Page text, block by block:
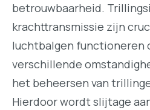
betrouwbaarheid.
krachttransmissie zijn
luchtbalgen functioneren
verschillende
het beheersen van
Hierdoor wordt slijtage